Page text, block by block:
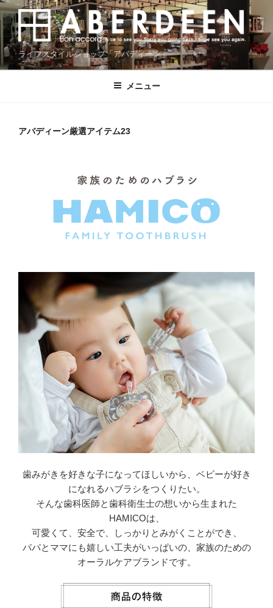
コ
ン
テ
ン
ツ
ライフスタイルショップ「アバディーン」
メニュー
アバディーン厳選アイテム23
歯みがきを好きな子になってほしいから、ベビーが好き
になれるハブラシをつくりたい。
そんな歯科医師と歯科衛生士の想いから生まれた
HAMICOは、
可愛くて、安全で、しっかりとみがくことができ、
パパとママにも嬉しい工夫がいっぱいの、家族のための
オーラルケアブランドです。